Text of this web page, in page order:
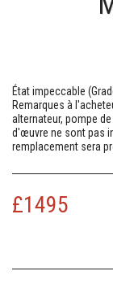
État impeccable
Remarques à
alternateur, pompe
d'œuvre ne sont pas
remplacement sera
£1495